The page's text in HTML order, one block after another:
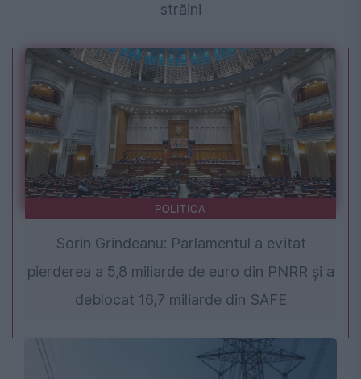
străini
POLITICA
Sorin Grindeanu: Parlamentul a evitat
pierderea a 5,8 miliarde de euro din PNRR și a
deblocat 16,7 miliarde din SAFE